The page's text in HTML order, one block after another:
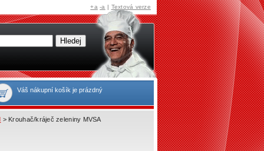
Váš nákupní košík je prázdný
> Krouhač/kráječ zeleniny MVSA
+a -a | Textová verze